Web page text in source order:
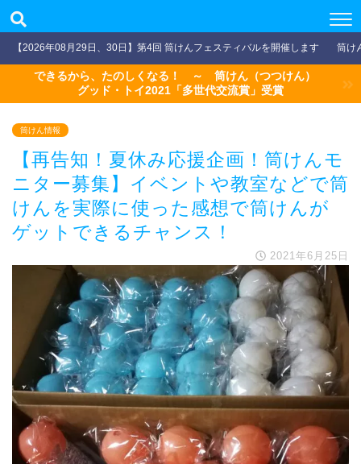
【2026年08月29日、30日】第4回 筒けんフェスティバルを開催します 筒け
できるから、たのしくなる！ ～ 筒けん（つつけん）
グッド・トイ2021「多世代交流賞」受賞
筒けん情報
【再告知！夏休み応援企画！筒けんモ
ニター募集】イベントや教室などで筒
けんを実際に使った感想で筒けんが
ゲットできるチャンス！
2021年6月25日